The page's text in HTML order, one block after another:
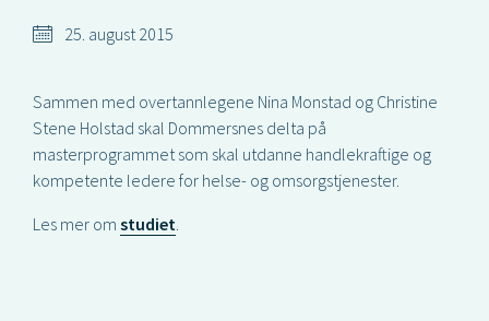
25. august 2015
Sammen med overtannlegene Nina Monstad og Christine
Stene Holstad skal Dommersnes delta på
masterprogrammet som skal utdanne handlekraftige og
kompetente ledere for helse- og omsorgstjenester.
Les mer om studiet